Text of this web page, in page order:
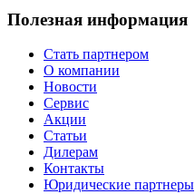
Полезная информация
Стать партнером
О компании
Новости
Сервис
Акции
Статьи
Дилерам
Контакты
Юридические партнеры